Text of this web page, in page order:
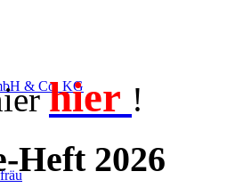
hier !
Heft 2026